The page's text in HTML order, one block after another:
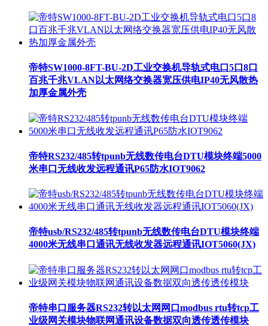
帝特SW1000-8FT-BU-2D工业交换机导轨式电口5口8口
百兆千兆VLAN以太网络交换器宽压供电IP40无风散热
加厚金属外壳
帝特RS232/485转tpunb无线数传电台DTU模块终端5000
米串口无线收发远程通讯P65防水IOT9062
帝特usb/RS232/485转tpunb无线数传电台DTU模块终端
4000米无线串口通讯无线收发器远程通讯IOT5060(JX)
帝特串口服务器RS232转以太网网口modbus rtu转tcp工
业级网关模块物联网通讯设备数据双向透传透传模块